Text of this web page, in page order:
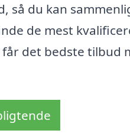
så du kan
de mest
får det bedste tilbud